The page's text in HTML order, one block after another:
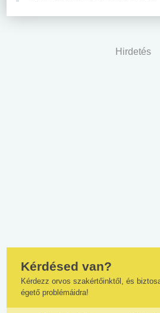
Hirdetés
Kérdésed van?
Kérdezz orvos szakértőinktől, és
égető problémáidra!